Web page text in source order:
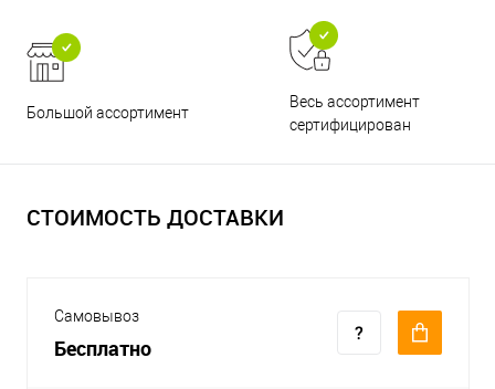
Большой ассортимент
Весь ассортимент
сертифицирован
СТОИМОСТЬ ДОСТАВКИ
Самовывоз
Бесплатно